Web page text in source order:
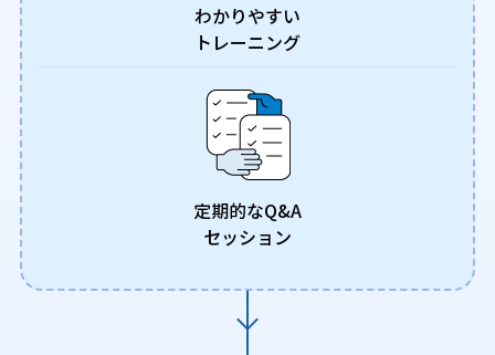
わかりやすい
トレーニング
定期的なQ&A
セッション